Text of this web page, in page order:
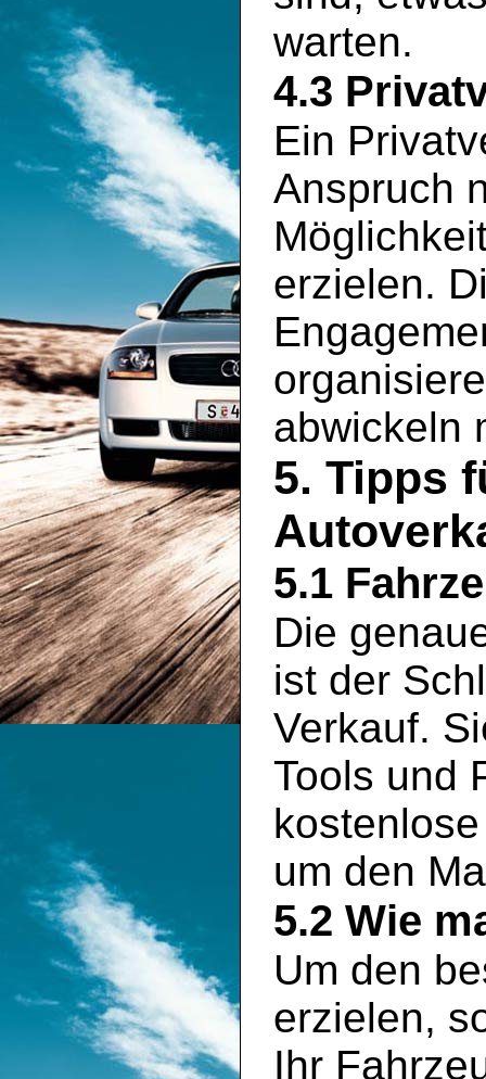
warten.
4.3
Ein
Anspruch
erzielen.
abwickeln
5. Tipps
5.1
Die
ist der
Verkauf.
Tools und
um den
5.2 Wie
Um den
erzielen,
Ihr